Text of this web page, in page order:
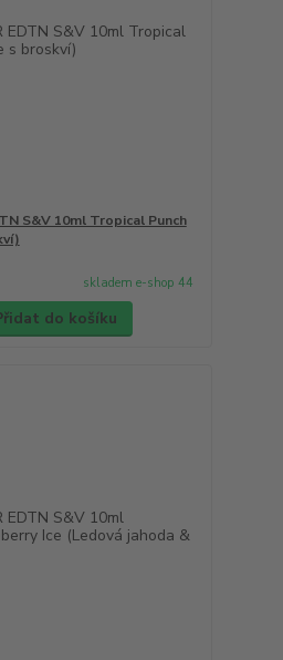
S&V 10ml Tropical Punch
skladem e-shop 44
do košíku